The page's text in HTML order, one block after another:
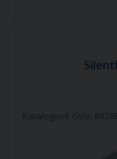
Katalogové číslo: 84288